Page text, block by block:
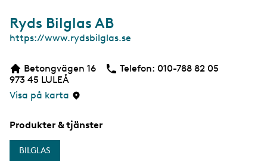
Ryds Bilglas AB
W
https://www.rydsbilglas.se
Betongvägen 16
973 45 LULEÅ
Visa på karta
Telefon: Telefon
010-788 82 05
Produkter & tjänster
BILGLAS